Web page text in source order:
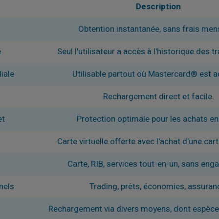
Description
Obtention instantanée, sans frais
Seul l'utilisateur a accès à l'historique des
Utilisable partout où Mastercard® est
Rechargement direct et facile.
Protection optimale pour les achats
Carte virtuelle offerte avec l'achat d'une
Carte, RIB, services tout-en-un, sans
Trading, prêts, économies,
Rechargement via divers moyens, dont